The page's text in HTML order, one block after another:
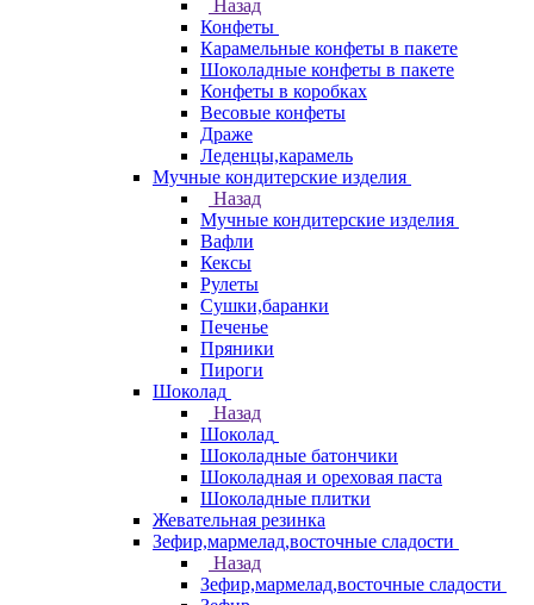
Назад
Конфеты
Карамельные конфеты в пакете
Шоколадные конфеты в пакете
Конфеты в коробках
Весовые конфеты
Драже
Леденцы,карамель
Мучные кондитерские изделия
Назад
Мучные кондитерские изделия
Вафли
Кексы
Рулеты
Сушки,баранки
Печенье
Пряники
Пироги
Шоколад
Назад
Шоколад
Шоколадные батончики
Шоколадная и ореховая паста
Шоколадные плитки
Жевательная резинка
Зефир,мармелад,восточные сладости
Назад
Зефир,мармелад,восточные сладости